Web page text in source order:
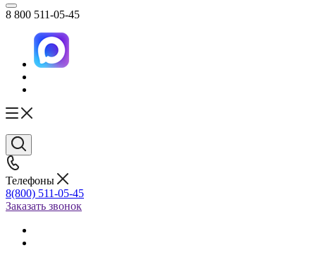
8 800 511-05-45
Телефоны
8(800) 511-05-45
Заказать звонок